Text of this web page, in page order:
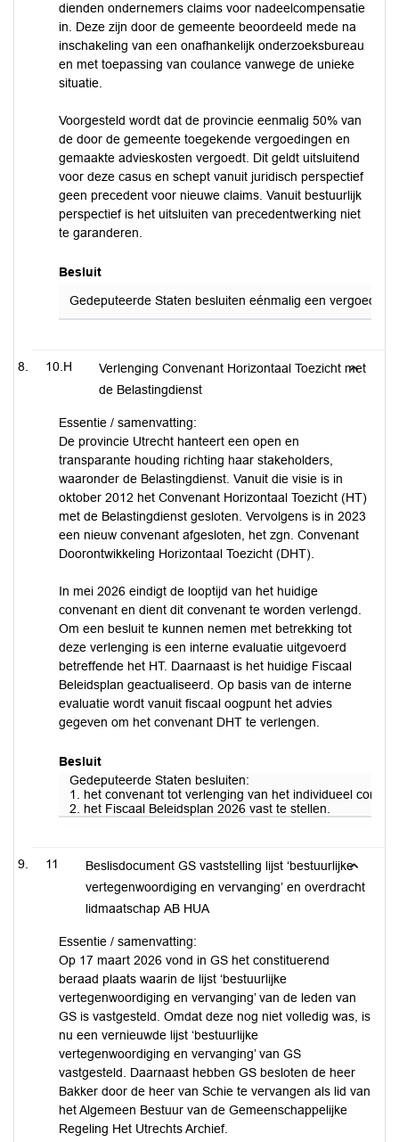
dienden ondernemers claims voor nadeelcompensatie
in. Deze zijn door de gemeente beoordeeld mede na
inschakeling van een onafhankelijk onderzoeksbureau
en met toepassing van coulance vanwege de unieke
situatie.
Voorgesteld wordt dat de provincie eenmalig 50% van
de door de gemeente toegekende vergoedingen en
gemaakte advieskosten vergoedt. Dit geldt uitsluitend
voor deze casus en schept vanuit juridisch perspectief
geen precedent voor nieuwe claims. Vanuit bestuurlijk
perspectief is het uitsluiten van precedentwerking niet
te garanderen.
Besluit
Gedeputeerde Staten besluiten eénmalig een
10.H
Verlenging Convenant Horizontaal Toezicht met
de Belastingdienst
Essentie / samenvatting:
De provincie Utrecht hanteert een open en
transparante houding richting haar stakeholders,
waaronder de Belastingdienst. Vanuit die visie is in
oktober 2012 het Convenant Horizontaal Toezicht (HT)
met de Belastingdienst gesloten. Vervolgens is in 2023
een nieuw convenant afgesloten, het zgn. Convenant
Doorontwikkeling Horizontaal Toezicht (DHT).
In mei 2026 eindigt de looptijd van het huidige
convenant en dient dit convenant te worden verlengd.
Om een besluit te kunnen nemen met betrekking tot
deze verlenging is een interne evaluatie uitgevoerd
betreffende het HT. Daarnaast is het huidige Fiscaal
Beleidsplan geactualiseerd. Op basis van de interne
evaluatie wordt vanuit fiscaal oogpunt het advies
gegeven om het convenant DHT te verlengen.
Besluit
Gedeputeerde Staten besluiten:
1. het convenant tot verlenging van het individueel
2. het Fiscaal Beleidsplan 2026 vast te stellen.
11
Beslisdocument GS vaststelling lijst ‘bestuurlijke
vertegenwoordiging en vervanging’ en overdracht
lidmaatschap AB HUA
Essentie / samenvatting:
Op 17 maart 2026 vond in GS het constituerend
beraad plaats waarin de lijst ‘bestuurlijke
vertegenwoordiging en vervanging’ van de leden van
GS is vastgesteld. Omdat deze nog niet volledig was, is
nu een vernieuwde lijst ‘bestuurlijke
vertegenwoordiging en vervanging’ van GS
vastgesteld. Daarnaast hebben GS besloten de heer
Bakker door de heer van Schie te vervangen als lid van
het Algemeen Bestuur van de Gemeenschappelijke
Regeling Het Utrechts Archief.